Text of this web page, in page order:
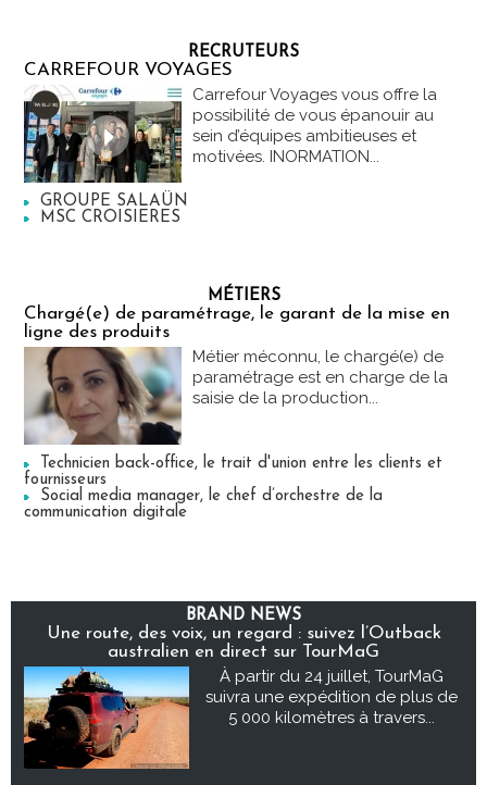
RECRUTEURS
CARREFOUR VOYAGES
Carrefour Voyages vous offre la
possibilité de vous épanouir au
sein d’équipes ambitieuses et
motivées. INORMATION...
GROUPE SALAÜN
MSC CROISIERES
MÉTIERS
Chargé(e) de paramétrage, le garant de la mise en
ligne des produits
Métier méconnu, le chargé(e) de
paramétrage est en charge de la
saisie de la production...
Technicien back-office, le trait d'union entre les clients et
fournisseurs
Social media manager, le chef d’orchestre de la
communication digitale
BRAND NEWS
Une route, des voix, un regard : suivez l’Outback
australien en direct sur TourMaG
À partir du 24 juillet, TourMaG
suivra une expédition de plus de
5 000 kilomètres à travers...